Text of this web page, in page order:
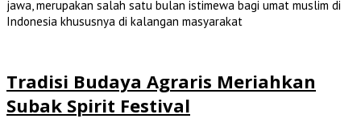
jawa, merupakan salah satu bulan istimewa bagi umat muslim di
Indonesia khususnya di kalangan masyarakat
Tradisi Budaya Agraris Meriahkan
Subak Spirit Festival